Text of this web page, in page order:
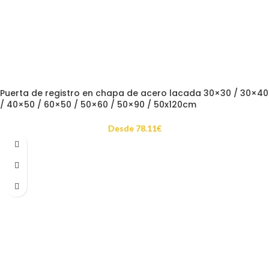
Puerta de registro en chapa de acero lacada 30×30 / 30×40
/ 40×50 / 60×50 / 50×60 / 50×90 / 50x120cm
Desde 78.11€